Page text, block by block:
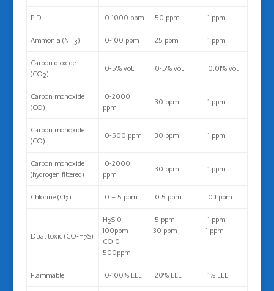
PID 0-1000 ppm 50 ppm 1 ppm
Ammonia (NH3) 0-100 ppm 25 ppm 1 ppm
Carbon dioxide
(CO2)
0-5% vol. 0-5% vol. 0.01% vol.
Carbon monoxide
(CO)
0-2000
ppm
30 ppm 1 ppm
Carbon monoxide
(CO)
0-500 ppm 30 ppm 1 ppm
Carbon monoxide
(hydrogen filtered)
0-2000
ppm
30 ppm 1 ppm
Chlorine (Cl2) 0 – 5 ppm 0.5 ppm 0.1 ppm
Dual toxic (CO-H2S)
H2S 0-
100ppm
CO 0-
500ppm
5 ppm
30 ppm
1 ppm
1 ppm
Flammable 0-100% LEL 20% LEL 1% LEL